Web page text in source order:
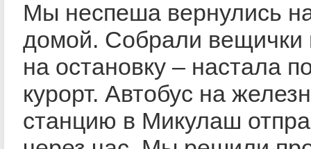
Мы неспеша вернулись
домой. Собрали вещички
на остановку – настала
курорт. Автобус на
станцию в Микулаш